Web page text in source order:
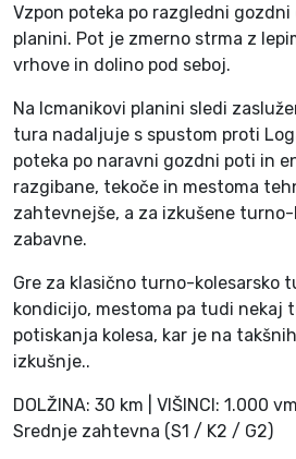
Vzpon poteka po razgledni
planini. Pot je zmerno strma z
vrhove in dolino pod seboj.
Na Icmanikovi planini sledi
tura nadaljuje s spustom proti
poteka po naravni gozdni poti in
razgibane, tekoče in mestoma
zahtevnejše, a za izkušene
zabavne.
Gre za klasično turno-kolesarsko
kondicijo, mestoma pa tudi nekaj
potiskanja kolesa, kar je na
izkušnje..
DOLŽINA: 30 km | VIŠINCI: 1.000
Srednje zahtevna (S1 / K2 / G2)